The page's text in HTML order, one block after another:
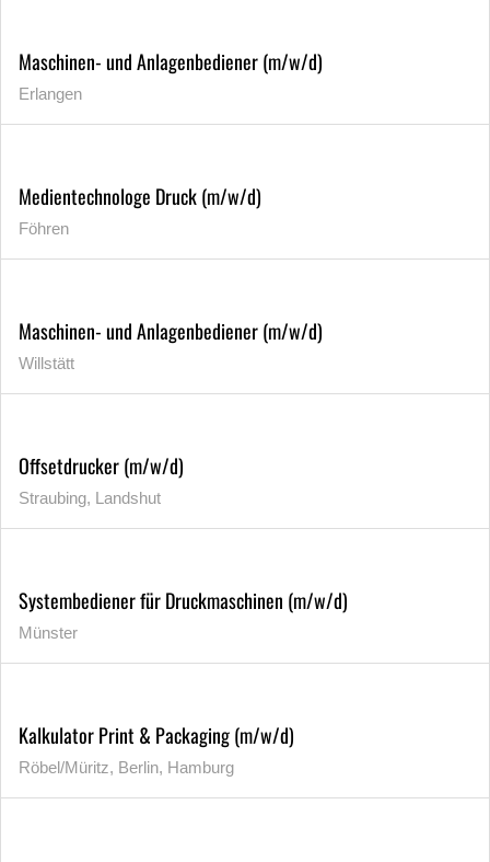
Maschinen- und Anlagenbediener (m/w/d)
Erlangen
Medientechnologe Druck (m/w/d)
Föhren
Maschinen- und Anlagenbediener (m/w/d)
Willstätt
Offsetdrucker (m/w/d)
Straubing, Landshut
Systembediener für Druckmaschinen (m/w/d)
Münster
Kalkulator Print & Packaging (m/w/d)
Röbel/Müritz, Berlin, Hamburg